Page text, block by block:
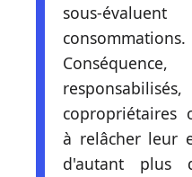
sous-
consommations.
copropriétaires
à relâcher leur
d'autant plus